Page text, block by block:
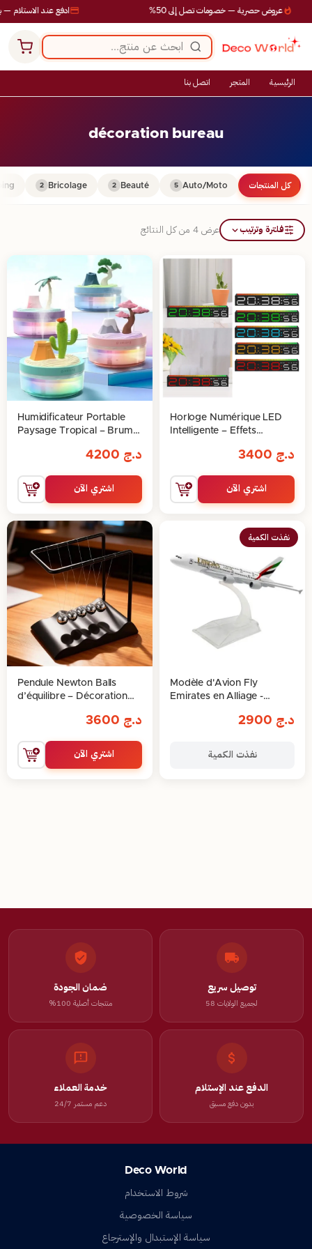
ادفع عند الاستلام — عروض حصرية — خصومات تصل إلى 50%
الرئيسية المتجر اتصل بنا
décoration bureau
كل المنتجات Auto/Moto
5
Beauté
2
Bricolage
2
فلترة وترتيب عرض ⁦4⁩ من كل النتائج
Horloge Numérique LED
Intelligente – Effets
Affichage Multifonction د.ج
اشتري الآن
Humidificateur Portable
Paysage Tropical – Brume
د.ج
اشتري الآن
نفذت الكمية
Modèle d'Avion Fly
Emirates en Alliage -
د.ج
نفذت الكمية
Pendule Newton Balls
d’équilibre – Décoration
د.ج
اشتري الآن
توصيل سريع
لجميع الولايات 58
ضمان الجودة
منتجات أصلية 100%
الدفع عند الإستلام
بدون دفع مسبق
خدمة العملاء
دعم مستمر 24/7
Deco World
شروط الاستخدام
سياسة الخصوصية
سياسة الإستبدال والإسترجاع